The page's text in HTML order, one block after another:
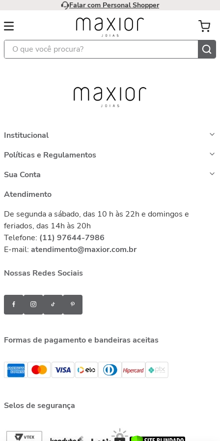
Falar com Personal Shopper
O que você procura?
Institucional
Políticas e Regulamentos
Sua Conta
Atendimento
De segunda a sábado, das 10 h às 22h e domingos e
feriados, das 14h às 20h
Telefone: (11) 97644-7986
E-mail: atendimento@maxior.com.br
Nossas Redes Sociais
Formas de pagamento e bandeiras aceitas
Selos de segurança